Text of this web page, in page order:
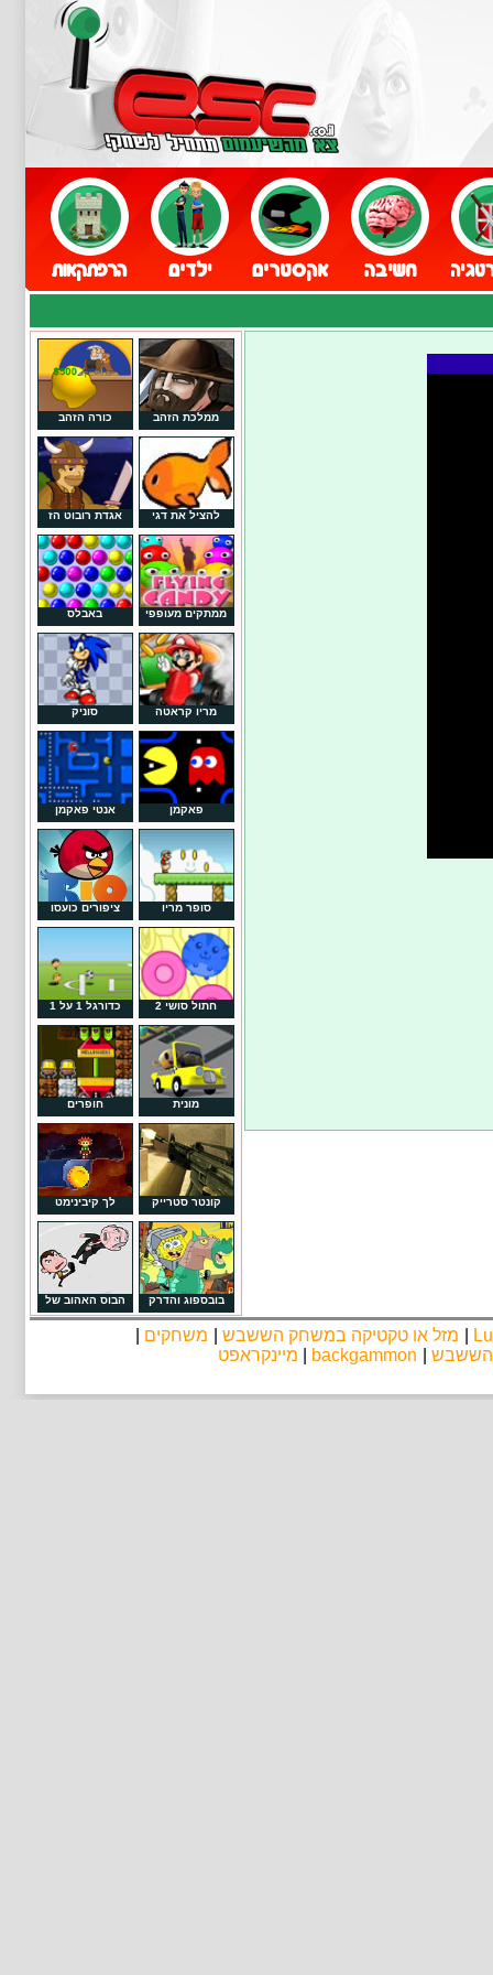
ממלכת הזהב כורה הזהב
להציל את דגי אגדת רובוט הז
ממתקים מעופפי באבלס
מריו קראטה סוניק
פאקמן אנטי פאקמן
סופר מריו ציפורים כועסו
חתול סושי 2 כדורגל 1 על 1
מונית חופרים
קונטר סטרייק לך קיבינימט
בובספוג והדרק הבוס האהוב של
מזל או טקטיקה במשחק הששבש משחקים
הששבש
backgammon מיינקראפט